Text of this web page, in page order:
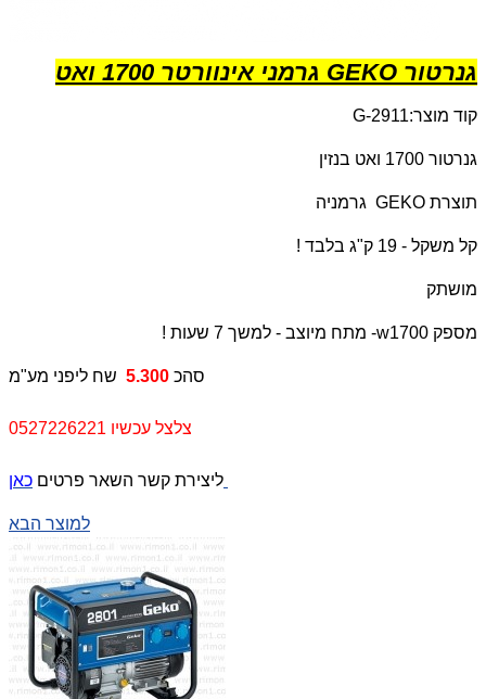
גנרטור GEKO גרמני אינוורטר 1700 ואט
קוד מוצר:G-2911
גנרטור 1700 ואט בנזין
תוצרת GEKO גרמניה
קל משקל - 19 ק"ג בלבד !
מושתק
מספק 1700 w- מתח מיוצב - למשך 7 שעות !
סהכ 5.300 שח ליפני מע"מ
צלצל עכשיו 0527226221
ליצירת קשר השאר פרטים
למוצר הבא